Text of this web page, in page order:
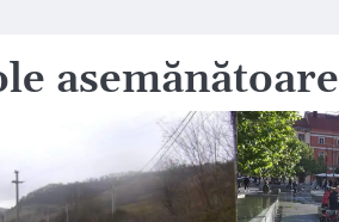
asemănătoare